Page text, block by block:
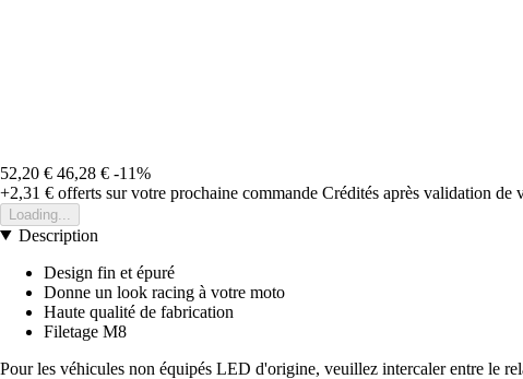
52,20 € 46,28 € -11%
+2,31 € offerts sur votre prochaine commande Crédités après validation de
Loading...
Description
Design fin et épuré
Donne un look racing à votre moto
Haute qualité de fabrication
Filetage M8
Pour les véhicules non équipés LED d'origine, veuillez intercaler entre le